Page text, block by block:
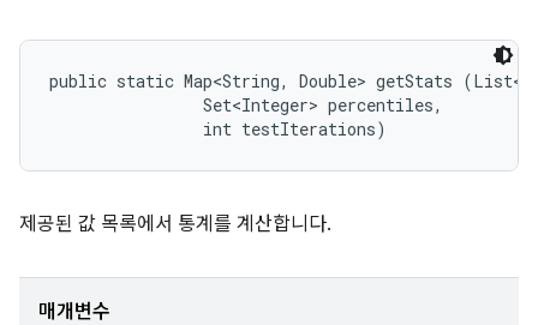
public static Map<String, Double> getStats
                Set<Integer> percentiles,
                int testIterations)
제공된 값 목록에서 통계를 계산합니다.
매개변수